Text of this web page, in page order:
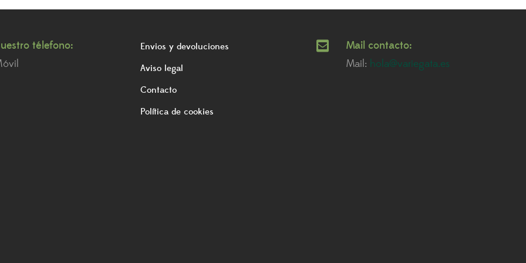
télefono:
Envios y devoluciones
Aviso legal
Contacto
Política de cookies
Mail contacto:
Mail: hola@variegata.es